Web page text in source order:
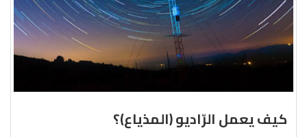
كيف يعمل الرّاديو (المذياع)؟